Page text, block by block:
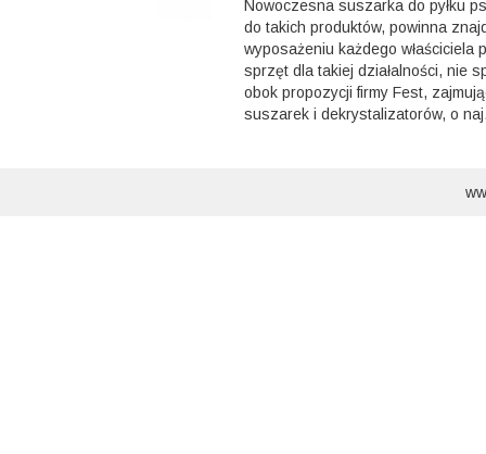
Nowoczesna suszarka do pyłku
do takich produktów, powinna
wyposażeniu każdego właściciela
sprzęt dla takiej działalności, nie
obok propozycji firmy Fest,
suszarek i dekrystalizatorów, o